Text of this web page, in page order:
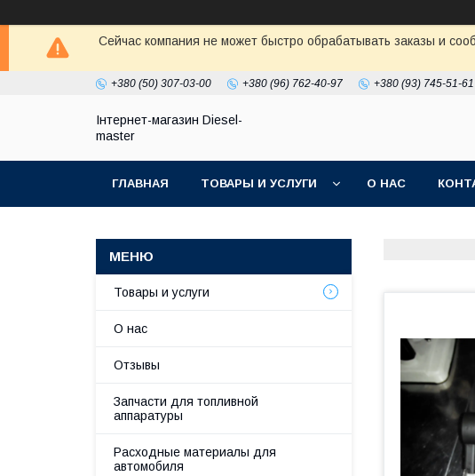
Сейчас компания не может быстро обрабатывать заказы и
+380 (50) 307-03-00 +380 (96) 762-40-97 +380 (93) 745-51-61
Інтернет-магазин Diesel-
master
ГЛАВНАЯ ТОВАРЫ И УСЛУГИ О НАС
Товары и услуги
О нас
Отзывы
Запчасти для топливной
аппаратуры
Расходные материалы для
автомобиля